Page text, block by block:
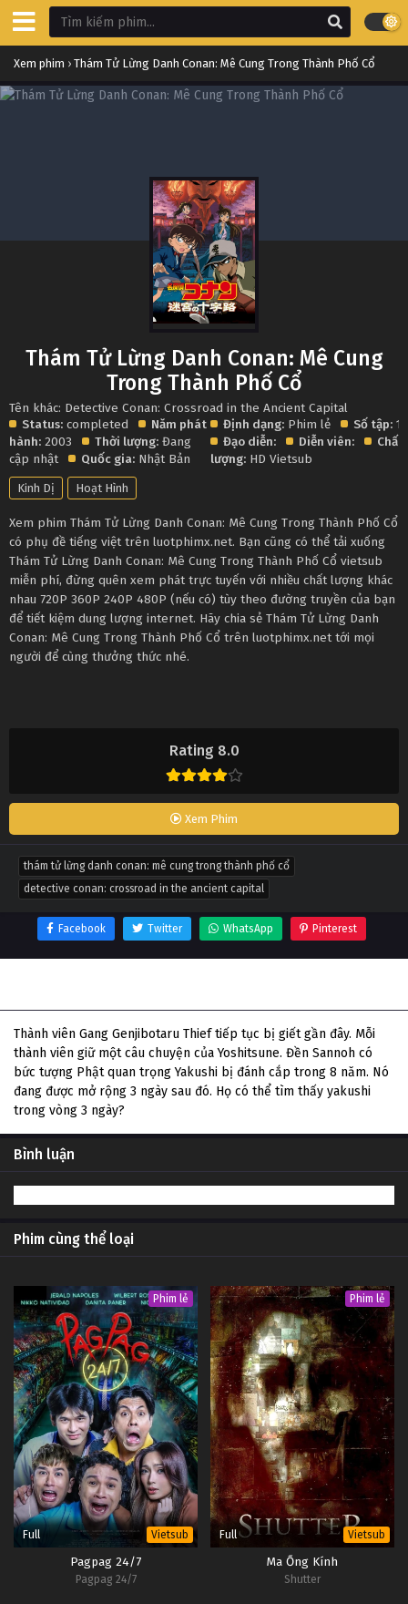
Xem phim › Thám Tử Lừng Danh Conan: Mê Cung Trong Thành Phố Cổ
Rating 8.0
Xem Phim
Thám Tử Lừng Danh Conan: Mê Cung
Trong Thành Phố Cổ
Tên khác: Detective Conan: Crossroad in the Ancient Capital
Status: completed
Năm phát
hành: 2003 Thời lượng: Đang
cập nhật
Quốc gia: Nhật Bản
Định dạng: Phim lẻ Số tập: 1
Đạo diễn:
Diễn viên:
Chất
lượng: HD Vietsub
Kinh Dị Hoạt Hình
Xem phim Thám Tử Lừng Danh Conan: Mê Cung Trong Thành Phố Cổ
có phụ đề tiếng việt trên luotphimx.net. Bạn cũng có thể tải xuống
Thám Tử Lừng Danh Conan: Mê Cung Trong Thành Phố Cổ vietsub
miễn phí, đừng quên xem phát trực tuyến với nhiều chất lượng khác
nhau 720P 360P 240P 480P (nếu có) tùy theo đường truyền của bạn
để tiết kiệm dung lượng internet. Hãy chia sẻ Thám Tử Lừng Danh
Conan: Mê Cung Trong Thành Phố Cổ trên luotphimx.net tới mọi
người để cùng thưởng thức nhé.
thám tử lừng danh conan: mê cung trong thành phố cổ
detective conan: crossroad in the ancient capital
Facebook Twitter WhatsApp Pinterest
Thành viên Gang Genjibotaru Thief tiếp tục bị giết gần đây. Mỗi
thành viên giữ một câu chuyện của Yoshitsune. Đền Sannoh có
bức tượng Phật quan trọng Yakushi bị đánh cắp trong 8 năm. Nó
đang được mở rộng 3 ngày sau đó. Họ có thể tìm thấy yakushi
trong vòng 3 ngày?
Bình luận
Phim cùng thể loại
Phim lẻ
Full Vietsub
Pagpag 24/7
Pagpag 24/7
Phim lẻ
Full Vietsub
Ma Ống Kính
Shutter